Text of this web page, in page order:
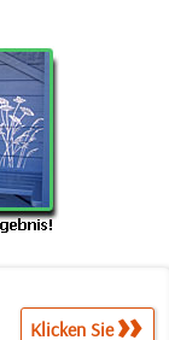
Klicken Sie